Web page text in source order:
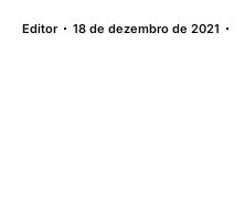
Editor 18 de dezembro de 2021